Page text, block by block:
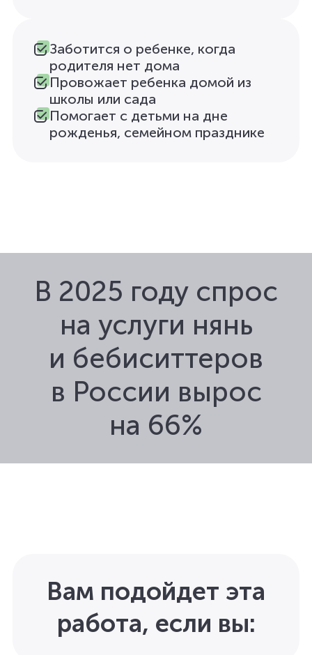
Заботится о ребенке, когда
родителя нет дома
Провожает ребенка домой из
школы или сада
Помогает с детьми на дне
рожденья, семейном празднике
В 2025 году спрос
на услуги нянь
и бебиситтеров
в России вырос
на 66%
Вам подойдет эта
работа, если вы: